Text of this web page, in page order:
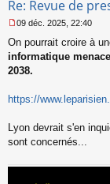
Re: Revue de
e
s
s
e
o
n
09 déc. 2025, 22:40
On pourrait croire à
informatique
2038.
https://
Lyon devrait s'en
sont concernés...